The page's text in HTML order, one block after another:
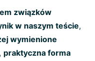
związków
w naszym teście,
wymienione
, praktyczna forma